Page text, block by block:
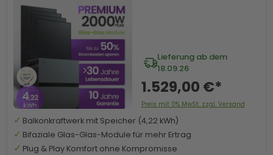
Lieferung ab dem
18.09.26
1.529,00 €*
Preis mit 0% MwSt. zzgl. Versand
Balkonkraftwerk mit Speicher (4,22 kWh)
Bifaziale Glas-Glas-Module für mehr Ertrag
Plug & Play Komfort ohne Kompromisse